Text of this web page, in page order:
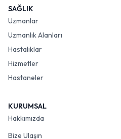
SAĞLIK
Uzmanlar
Uzmanlık Alanları
Hastalıklar
Hizmetler
Hastaneler
KURUMSAL
Hakkımızda
Bize Ulaşın